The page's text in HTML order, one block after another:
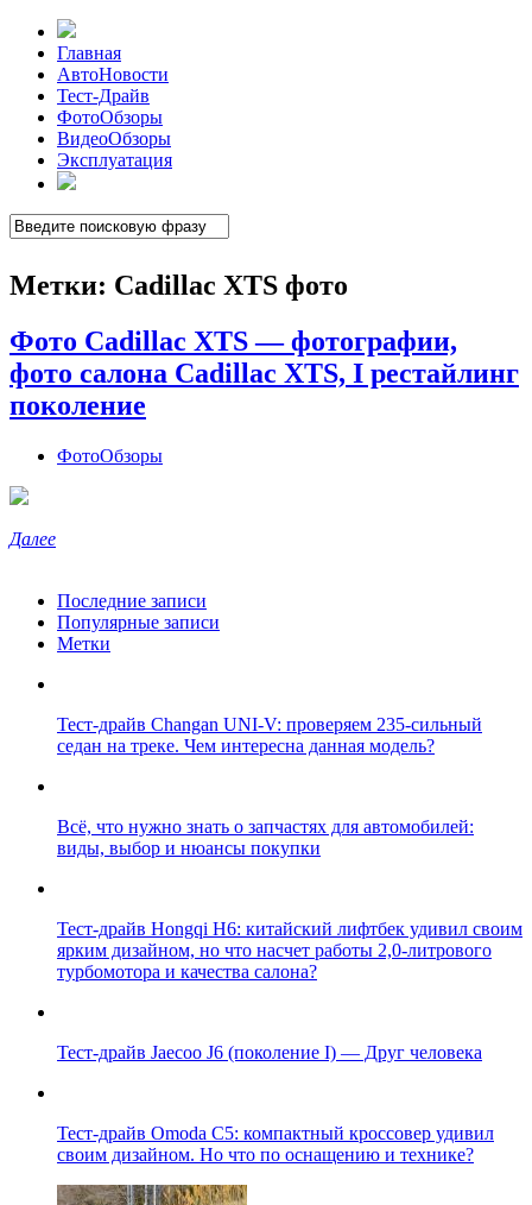
Главная
АвтоНовости
Тест-Драйв
ФотоОбзоры
ВидеоОбзоры
Эксплуатация
Метки: Cadillac XTS фото
Фото Cadillac XTS — фотографии,
фото салона Cadillac XTS, I рестайлинг
поколение
ФотоОбзоры
Далее
Последние записи
Популярные записи
Метки
Тест-драйв Changan UNI-V: проверяем 235-сильный
седан на треке. Чем интересна данная модель?
Всё, что нужно знать о запчастях для автомобилей:
виды, выбор и нюансы покупки
Тест-драйв Hongqi H6: китайский лифтбек удивил своим
ярким дизайном, но что насчет работы 2,0-литрового
турбомотора и качества салона?
Тест-драйв Jaecoo J6 (поколение I) — Друг человека
Тест-драйв Omoda C5: компактный кроссовер удивил
своим дизайном. Но что по оснащению и технике?